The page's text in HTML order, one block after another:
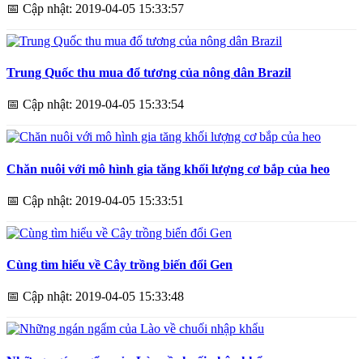
📅 Cập nhật: 2019-04-05 15:33:57
Trung Quốc thu mua đổ tương của nông dân Brazil
📅 Cập nhật: 2019-04-05 15:33:54
Chăn nuôi với mô hình gia tăng khối lượng cơ bắp của heo
📅 Cập nhật: 2019-04-05 15:33:51
Cùng tìm hiểu về Cây trồng biến đổi Gen
📅 Cập nhật: 2019-04-05 15:33:48